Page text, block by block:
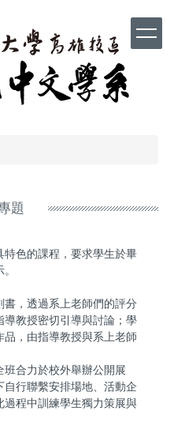
題
特色的課程，要求學生於畢
書，透過系上老師們的評分
教授密切引導與討論；學
，由指導教授與系上老師
班合力於校外舉辦公開展
行聯繫安排場地、活動企
程中訓練學生獨力策展與